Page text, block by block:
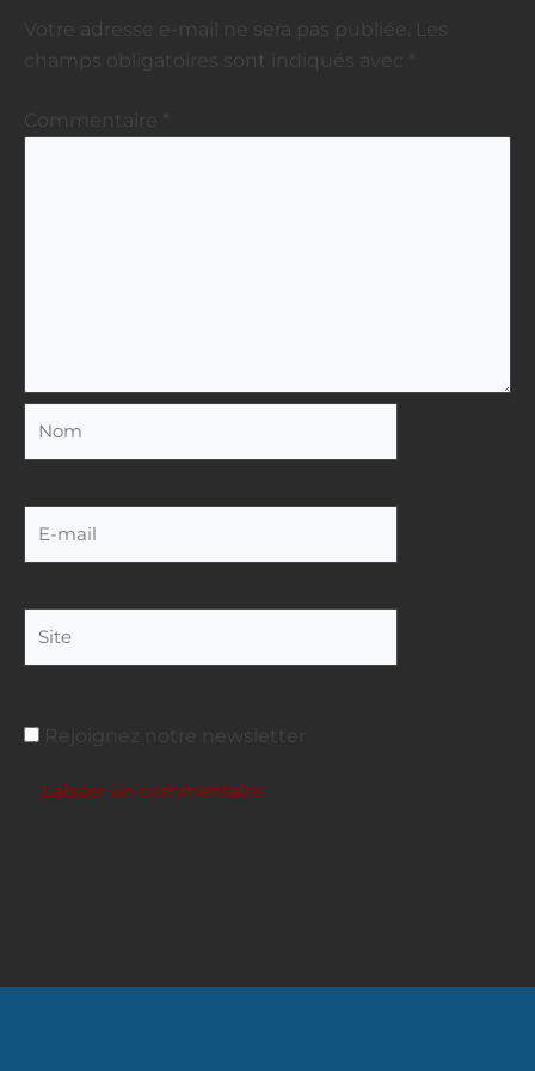
Votre adresse e-mail ne sera pas publiée.
Les
champs obligatoires sont indiqués avec
Commentaire
Rejoignez notre newsletter